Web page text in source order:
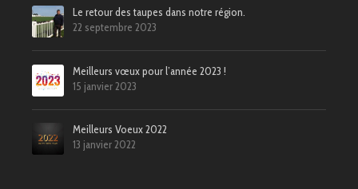
Le retour des taupes dans notre région.
22 septembre 2023
Meilleurs vœux pour l’année 2023 !
15 janvier 2023
Meilleurs Voeux 2022
13 janvier 2022